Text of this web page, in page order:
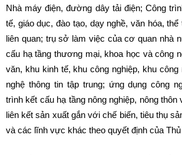
Nhà máy điện, đường dây tải điện; Công
tế, giáo dục, đào tạo, dạy nghề, văn hóa,
liên quan; trụ sở làm việc của cơ quan nhà
cấu hạ tầng thương mại, khoa học và công
văn, khu kinh tế, khu công nghiệp, khu công
nghệ thông tin tập trung; ứng dụng công
trình kết cấu hạ tầng nông nghiệp, nông thôn
liên kết sản xuất gắn với chế biến, tiêu thụ
và các lĩnh vực khác theo quyết định của